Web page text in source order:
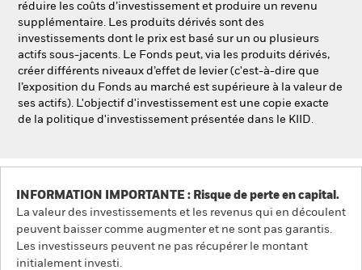
réduire les coûts d’investissement et produire un revenu
supplémentaire. Les produits dérivés sont des
investissements dont le prix est basé sur un ou plusieurs
actifs sous-jacents. Le Fonds peut, via les produits dérivés,
créer différents niveaux d’effet de levier (c'est-à-dire que
l’exposition du Fonds au marché est supérieure à la valeur de
ses actifs). L'objectif d'investissement est une copie exacte
de la politique d'investissement présentée dans le KIID.
INFORMATION IMPORTANTE : Risque de perte en capital.
La valeur des investissements et les revenus qui en découlent
peuvent baisser comme augmenter et ne sont pas garantis.
Les investisseurs peuvent ne pas récupérer le montant
initialement investi.